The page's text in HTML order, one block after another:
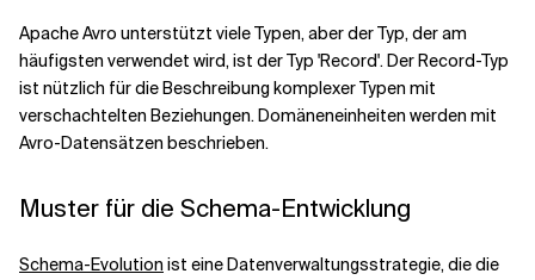
Apache Avro unterstützt viele Typen, aber der Typ, der am
häufigsten verwendet wird, ist der Typ 'Record'. Der Record-Typ
ist nützlich für die Beschreibung komplexer Typen mit
verschachtelten Beziehungen. Domäneneinheiten werden mit
Avro-Datensätzen beschrieben.
Muster für die Schema-Entwicklung
Schema-Evolution ist eine Datenverwaltungsstrategie, die die